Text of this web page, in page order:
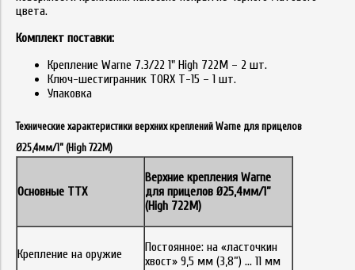
цвета.
Комплект поставки:
Крепление Warne 7.3/22 1" High 722M – 2 шт.
Ключ-шестигранник TORX T-15 – 1 шт.
Упаковка
Технические характеристики верхних креплений Warne для прицелов
Ø25,4мм/1” (High 722M)
Основные ТТХ
Верхние крепления Warne
для прицелов Ø25,4мм/1”
(High 722M)
Крепление на оружие
Постоянное: на «ласточкин
хвост» 9,5 мм (3,8”) ... 11 мм